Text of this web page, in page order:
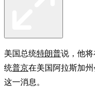
美国总统特朗普说，他
统普京在美国阿拉斯加
这一消息。